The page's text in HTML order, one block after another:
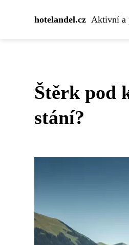
hotelandel.cz Aktivní a
Štěrk pod
stání?